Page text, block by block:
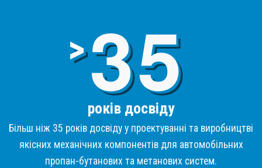
>3
років досвіду
Більш ніж 35 років досвіду у проектуванні та виробництві
якісних механічних компонентів для автомобільних
пропан-бутанових та метанових систем.